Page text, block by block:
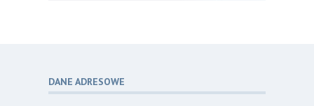
06
Poza sezonem, poza schematem –
o nowym spojrzeniu na profilaktykę
DANE ADRESOWE